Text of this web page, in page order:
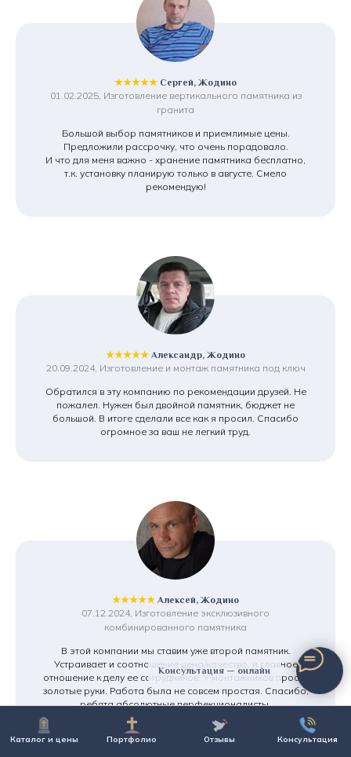
Каталог и цены Портфолио Отзывы Консультация
Консультация — онлайн
★★★★★ Сергей, Жодино
01.02.2025, Изготовление вертикального памятника из
гранита
Большой выбор памятников и приемлимые цены.
Предложили рассрочку, что очень порадовало.
И что для меня важно - хранение памятника бесплатно,
т.к. установку планирую только в августе. Смело
рекомендую!
★★★★★ Александр, Жодино
20.09.2024, Изготовление и монтаж памятника под ключ
Обратился в эту компанию по рекомендации друзей. Не
пожалел. Нужен был двойной памятник, бюджет не
большой. В итоге сделали все как я просил. Спасибо
огромное за ваш не легкий труд.
★★★★★ Алексей, Жодино
07.12.2024, Изготовление эксклюзивного
комбинированного памятника
В этой компании мы ставим уже второй памятник.
Устраивает и соотношение цена/качество, и главное
отношение к делу ее сотрудников. У монтажников просто
золотые руки. Работа была не совсем простая. Спасибо,
ребята абсолютные перфекционалисты.